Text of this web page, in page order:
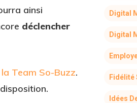
ainsi
déclencher
Team So-Buzz.
Digital
Digital
Fidélité
Idées